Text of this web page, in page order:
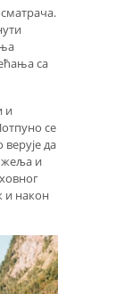
са
и
се
да
жеља и
и након